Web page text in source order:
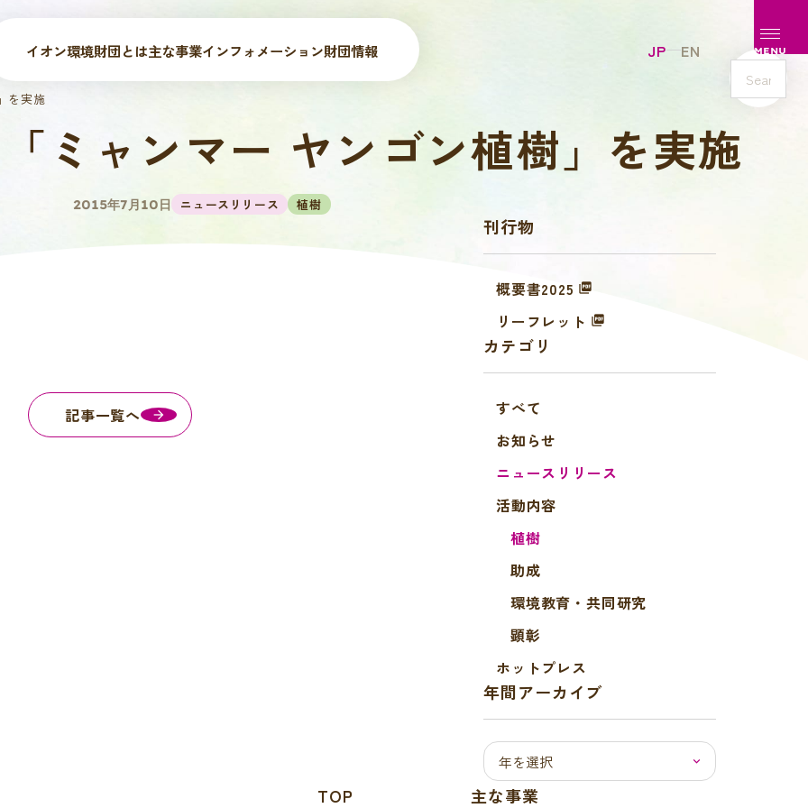
メニュ
MENU
イオン環境財団とは主な事業インフォメーション財団情報 JP
EN
s
e
を実施
ミャンマー ヤンゴン植樹」を実施
2015年7月10日 ニュースリリース 植樹
記事一覧へ
刊行物
概要書2025
リーフレット
カテゴリ
すべて
お知らせ
ニュースリリース
活動内容
植樹
助成
環境教育・共同研究
顕彰
ホットプレス
年間アーカイブ
TOP 主な事業